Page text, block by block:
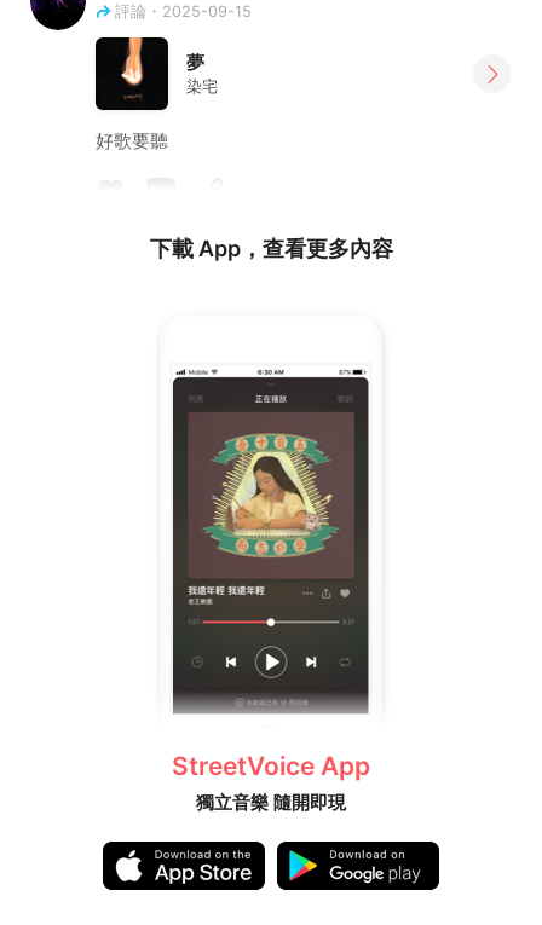
評論・2025-09-15
夢
染宅
好歌要聽
下載 App，查看更多內容
StreetVoice App
獨立音樂 隨開即現